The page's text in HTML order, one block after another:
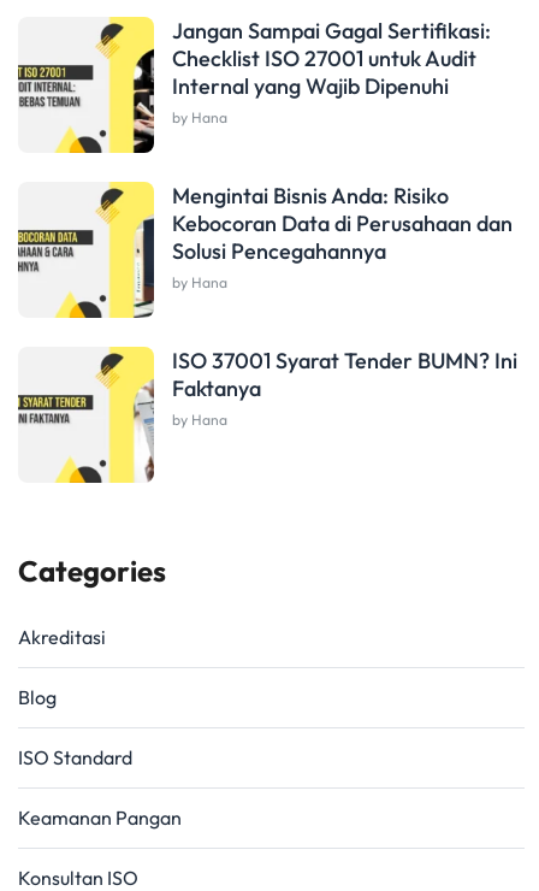
Jangan Sampai Gagal Sertifikasi:
Checklist ISO 27001 untuk Audit
Internal yang Wajib Dipenuhi
by Hana
Mengintai Bisnis Anda: Risiko
Kebocoran Data di Perusahaan dan
Solusi Pencegahannya
by Hana
ISO 37001 Syarat Tender BUMN? Ini
Faktanya
by Hana
Categories
Akreditasi
Blog
ISO Standard
Keamanan Pangan
Konsultan ISO